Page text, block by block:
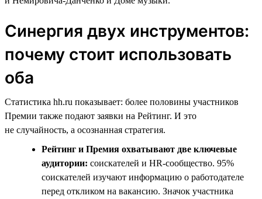
Синергия двух инструментов:
почему стоит использовать
оба
Статистика hh.ru показывает: более половины участников
Премии также подают заявки на Рейтинг. И это
не случайность, а осознанная стратегия.
Рейтинг и Премия охватывают две ключевые
аудитории: соискателей и HR-сообщество. 95%
соискателей изучают информацию о работодателе
перед откликом на вакансию. Значок участника